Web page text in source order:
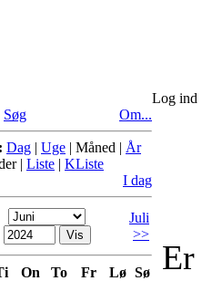
Søg Om...
Dag | Uge | Måned | År
| Liste | KListe
I dag
Juli
>>
On To Fr Lø Sø
Log ind